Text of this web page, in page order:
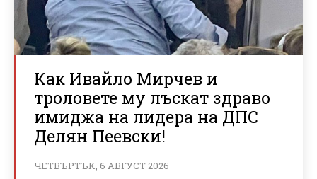
Как Ивайло Мирчев и
троловете му лъскат здраво
имиджа на лидера на ДПС
Делян Пеевски!
ЧЕТВЪРТЪК, 6 АВГУСТ 2026